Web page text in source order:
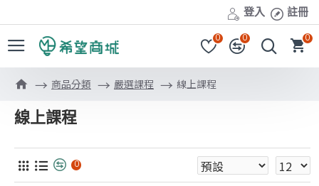
登入 註冊
0 0 0
商品分類 嚴選課程 線上課程
線上課程
0